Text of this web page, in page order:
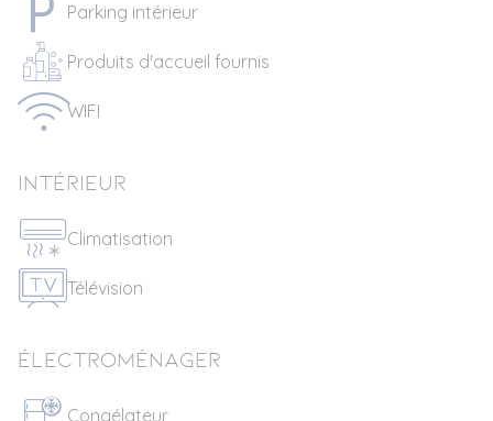
Parking intérieur
Produits d'accueil fournis
WIFI
Intérieur
Climatisation
Télévision
Électroménager
Congélateur